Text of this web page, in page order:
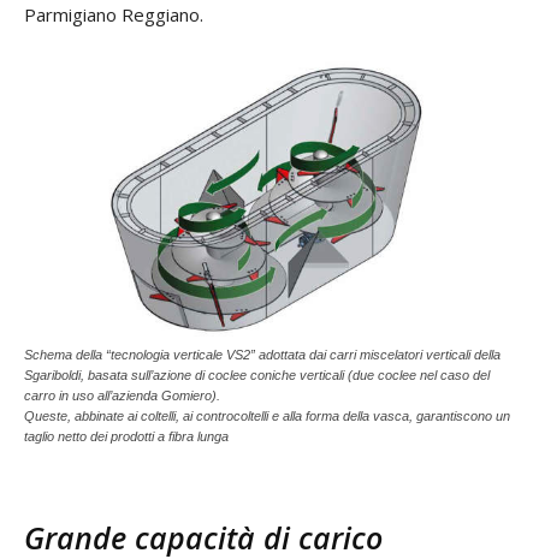
Parmigiano Reggiano.
Schema della “tecnologia verticale VS2” adottata dai carri miscelatori verticali della
Sgariboldi, basata sull’azione di coclee coniche verticali (due coclee nel caso del
carro in uso all’azienda Gomiero).
Queste, abbinate ai coltelli, ai controcoltelli e alla forma della vasca, garantiscono un
taglio netto dei prodotti a fibra lunga
Grande capacità di carico